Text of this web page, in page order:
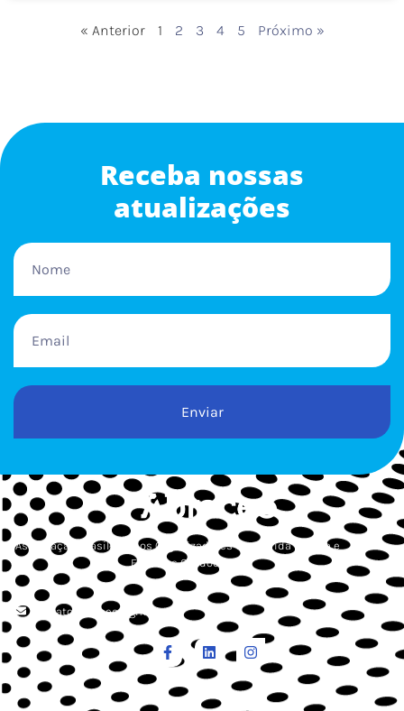
« Anterior 1 2 3 4 5 Próximo »
Receba nossas
atualizações
Enviar
Associação Brasileira dos Organizadores de Corrida de Rua e
Esportes Outdoor
contato.abraceo@gmail.com